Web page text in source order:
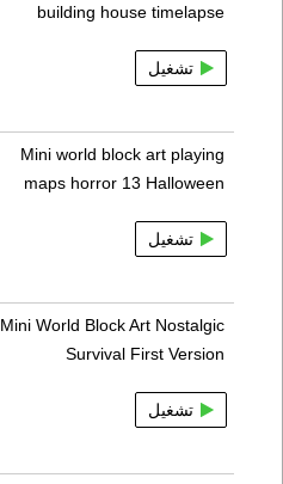
building house timelapse
تشغيل
Mini world block art playing
maps horror 13 Halloween
تشغيل
Mini World Block Art Nostalgic
Survival First Version
تشغيل